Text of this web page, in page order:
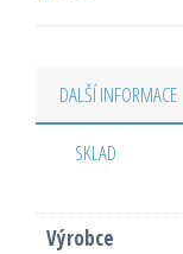
DALŠÍ INFORMACE
SKLAD
Výrobce